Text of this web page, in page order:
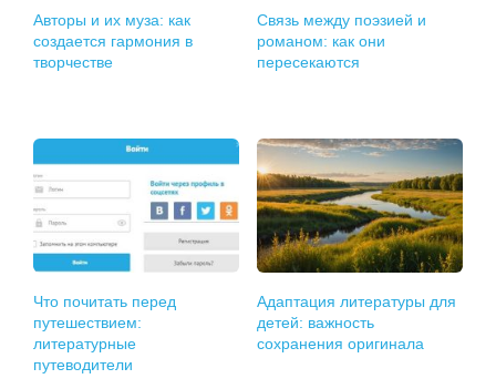
Авторы и их муза: как
создается гармония в
творчестве
Связь между поэзией и
романом: как они
пересекаются
Что почитать перед
путешествием:
литературные
путеводители
Адаптация литературы для
детей: важность
сохранения оригинала